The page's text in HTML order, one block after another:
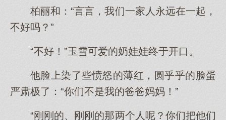
柏丽和：“言言，我们一家人永远在一起，
不好吗？”
“不好！”玉雪可爱的奶娃娃终于开口。
他脸上染了些愤怒的薄红，圆乎乎的脸蛋
严肃极了：“你们不是我的爸爸妈妈！”
“刚刚的、刚刚的那两个人呢？你们把他们